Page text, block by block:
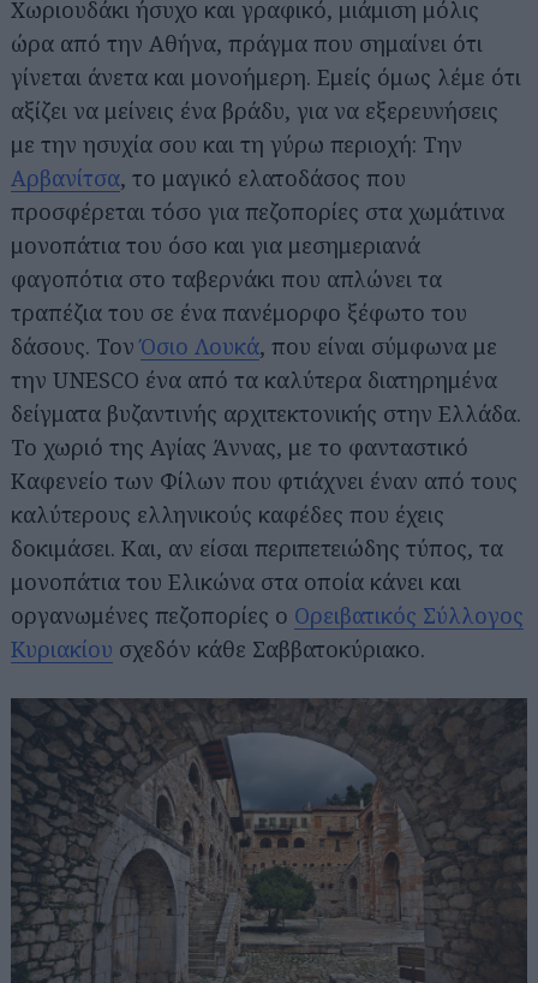
Χωριουδάκι ήσυχο και γραφικό, μιάμιση μόλις
ώρα από την Αθήνα, πράγμα που σημαίνει ότι
γίνεται άνετα και μονοήμερη. Εμείς όμως λέμε ότι
αξίζει να μείνεις ένα βράδυ, για να εξερευνήσεις
με την ησυχία σου και τη γύρω περιοχή: Την
Αρβανίτσα, το μαγικό ελατοδάσος που
προσφέρεται τόσο για πεζοπορίες στα χωμάτινα
μονοπάτια του όσο και για μεσημεριανά
φαγοπότια στο ταβερνάκι που απλώνει τα
τραπέζια του σε ένα πανέμορφο ξέφωτο του
δάσους. ΤονΌσιο Λουκά, που είναι σύμφωνα με
την UNESCO ένα από τα καλύτερα διατηρημένα
δείγματα βυζαντινής αρχιτεκτονικής στην Ελλάδα.
Το χωριό της Αγίας Άννας, με το φανταστικό
Καφενείο των Φίλων που φτιάχνει έναν από τους
καλύτερους ελληνικούς καφέδες που έχεις
δοκιμάσει. Και, αν είσαι περιπετειώδης τύπος, τα
μονοπάτια του Ελικώνα στα οποία κάνει και
οργανωμένες πεζοπορίες ο Ορειβατικός Σύλλογος
Κυριακίου σχεδόν κάθε Σαββατοκύριακο.